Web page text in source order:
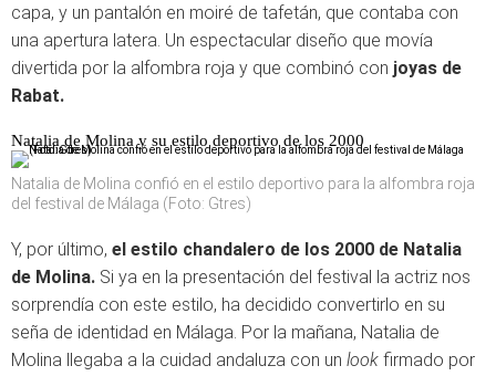
capa, y un pantalón en moiré de tafetán, que contaba con
una apertura latera. Un espectacular diseño que movía
divertida por la alfombra roja y que combinó con joyas de
Rabat.
Natalia de Molina y su estilo deportivo de los 2000
Natalia de Molina confió en el estilo deportivo para la alfombra roja
del festival de Málaga (Foto: Gtres)
Y, por último, el estilo chandalero de los 2000 de Natalia
de Molina. Si ya en la presentación del festival la actriz nos
sorprendía con este estilo, ha decidido convertirlo en su
seña de identidad en Málaga. Por la mañana, Natalia de
Molina llegaba a la cuidad andaluza con un look firmado por